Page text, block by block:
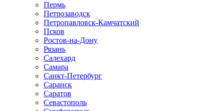
Пермь
Петрозаводск
Петропавловск-Камчатский
Псков
Ростов-на-Дону
Рязань
Салехард
Самара
Санкт-Петербург
Саранск
Саратов
Севастополь